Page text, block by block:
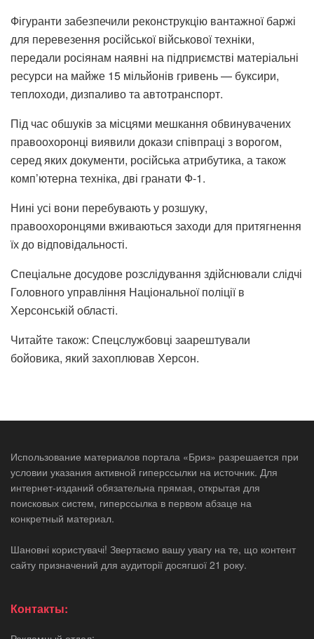
Фігуранти забезпечили реконструкцію вантажної баржі
для перевезення російської військової техніки,
передали росіянам наявні на підприємстві матеріальні
ресурси на майже 15 мільйонів гривень — буксири,
теплоходи, дизпаливо та автотранспорт.
Під час обшуків за місцями мешкання обвинувачених
правоохоронці виявили докази співпраці з ворогом,
серед яких документи, російська атрибутика, а також
комп’ютерна техніка, дві гранати Ф-1.
Нині усі вони перебувають у розшуку,
правоохоронцями вживаються заходи для притягнення
їх до відповідальності.
Спеціальне досудове розслідування здійснювали слідчі
Головного управління Національної поліції в
Херсонській області.
Читайте також: Спецслужбовці заарештували
бойовика, який захоплював Херсон.
Использование материалов портала «Бриз» разрешается при
условии указания активной гиперссылки на источник. Для
интернет-изданий обязательна прямая, открытая для
поисковых систем, гиперссылка в первом абзаце на
конкретный материал.
Шановні користувачі! Звертаємо вашу увагу на те, що контент
сайту призначений для аудиторії досягшої 21 року.
Контакты: